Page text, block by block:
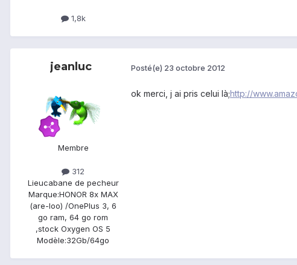
1,8k
jeanluc
Membre
312
Lieucabane de pecheur
Marque:HONOR 8x MAX
(are-loo) /OnePlus 3, 6
go ram, 64 go rom
,stock Oxygen OS 5
Modèle:32Gb/64go
Posté(e) 23 octobre 2012
ok merci, j ai pris celui là;http://